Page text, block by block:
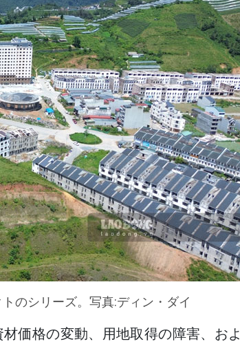
のシリーズ。写真:ディン・ダイ
価格の変動、用地取得の障害、およ